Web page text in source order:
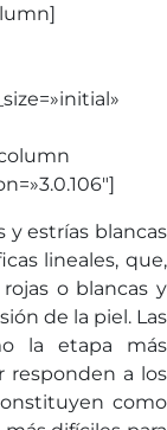
y estrías blancas
lineales, que,
o blancas y
de la piel. Las
la etapa más
responden a los
como